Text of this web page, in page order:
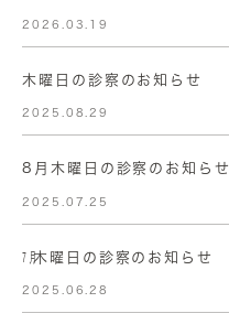
2026.03.19
木曜日の診察のお知らせ
2025.08.29
8月木曜日の診察のお知らせ
2025.07.25
㋆木曜日の診察のお知らせ
2025.06.28